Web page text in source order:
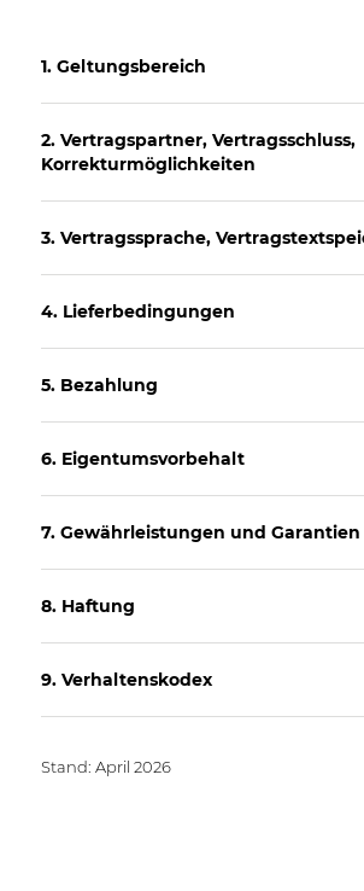
1. Geltungsbereich
2. Vertragspartner, Vertragsschluss,
Korrekturmöglichkeiten
3. Vertragssprache,
4. Lieferbedingungen
5. Bezahlung
6. Eigentumsvorbehalt
7. Gewährleistungen und Garantien
8. Haftung
9. Verhaltenskodex
Stand: April 2026